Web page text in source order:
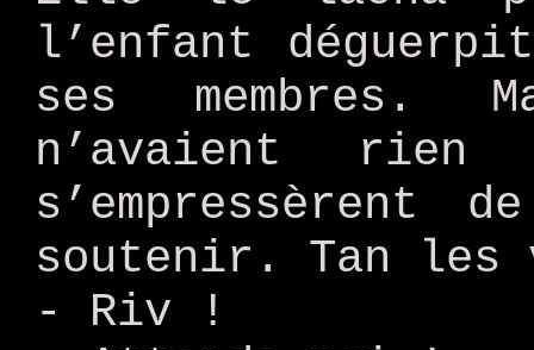
l’enfant
ses membres.
n’avaient
s’empressèrent
soutenir. Tan
- Riv !